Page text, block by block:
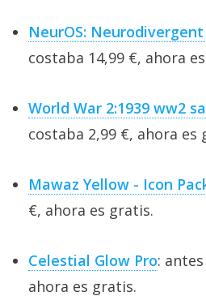
NeurOS:
costaba 14,99 €, ahora
World War 2:1939 ww2
costaba 2,99 €, ahora es
Mawaz Yellow - Icon
€, ahora es gratis.
Celestial Glow Pro:
ahora es gratis.